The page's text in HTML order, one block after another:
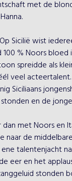
met de
Sicilië wist
% Noors
spreidde als
veel
Siciliaans
en de
met Noors en
de
ene talentenjacht
eer en het
stonden